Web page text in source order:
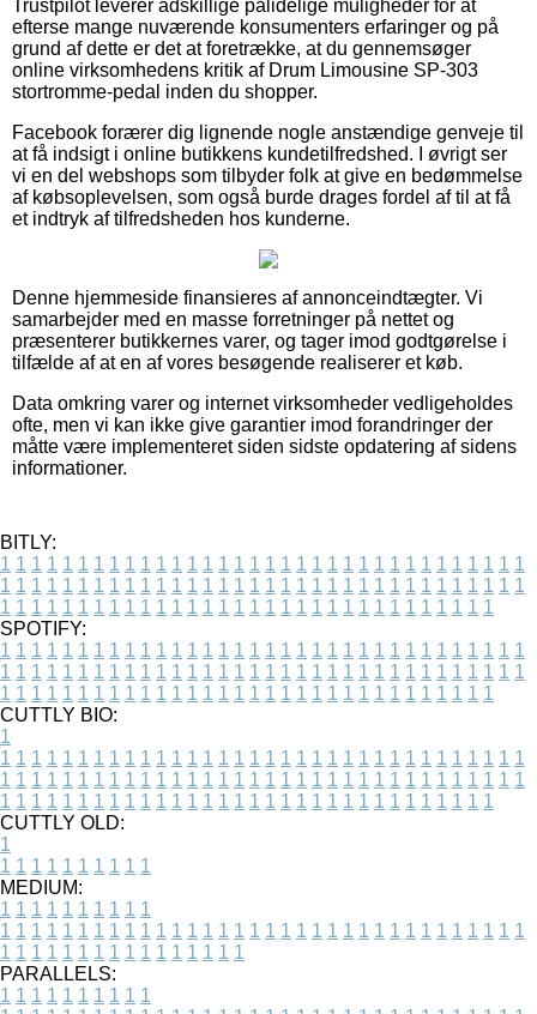
Trustpilot leverer adskillige pålidelige muligheder for at
efterse mange nuværende konsumenters erfaringer og på
grund af dette er det at foretrække, at du gennemsøger
online virksomhedens kritik af Drum Limousine SP-303
stortromme-pedal inden du shopper.
Facebook forærer dig lignende nogle anstændige genveje til
at få indsigt i online butikkens kundetilfredshed. I øvrigt ser
vi en del webshops som tilbyder folk at give en bedømmelse
af købsoplevelsen, som også burde drages fordel af til at få
et indtryk af tilfredsheden hos kunderne.
Denne hjemmeside finansieres af annonceindtægter. Vi
samarbejder med en masse forretninger på nettet og
præsenterer butikkernes varer, og tager imod godtgørelse i
tilfælde af at en af vores besøgende realiserer et køb.
Data omkring varer og internet virksomheder vedligeholdes
ofte, men vi kan ikke give garantier imod forandringer der
måtte være implementeret siden sidste opdatering af sidens
informationer.
BITLY:
1 1 1 1 1 1 1 1 1 1 1 1 1 1 1 1 1 1 1 1 1 1 1 1 1 1 1 1 1 1 1 1 1 1
1 1 1 1 1 1 1 1 1 1 1 1 1 1 1 1 1 1 1 1 1 1 1 1 1 1 1 1 1 1 1 1 1 1
1 1 1 1 1 1 1 1 1 1 1 1 1 1 1 1 1 1 1 1 1 1 1 1 1 1 1 1 1 1 1 1
SPOTIFY:
1 1 1 1 1 1 1 1 1 1 1 1 1 1 1 1 1 1 1 1 1 1 1 1 1 1 1 1 1 1 1 1 1 1
1 1 1 1 1 1 1 1 1 1 1 1 1 1 1 1 1 1 1 1 1 1 1 1 1 1 1 1 1 1 1 1 1 1
1 1 1 1 1 1 1 1 1 1 1 1 1 1 1 1 1 1 1 1 1 1 1 1 1 1 1 1 1 1 1 1
CUTTLY BIO:
1
1 1 1 1 1 1 1 1 1 1 1 1 1 1 1 1 1 1 1 1 1 1 1 1 1 1 1 1 1 1 1 1 1 1
1 1 1 1 1 1 1 1 1 1 1 1 1 1 1 1 1 1 1 1 1 1 1 1 1 1 1 1 1 1 1 1 1 1
1 1 1 1 1 1 1 1 1 1 1 1 1 1 1 1 1 1 1 1 1 1 1 1 1 1 1 1 1 1 1 1
CUTTLY OLD:
1
1 1 1 1 1 1 1 1 1 1
MEDIUM:
1 1 1 1 1 1 1 1 1 1
1 1 1 1 1 1 1 1 1 1 1 1 1 1 1 1 1 1 1 1 1 1 1 1 1 1 1 1 1 1 1 1 1 1
1 1 1 1 1 1 1 1 1 1 1 1 1 1 1 1
PARALLELS:
1 1 1 1 1 1 1 1 1 1